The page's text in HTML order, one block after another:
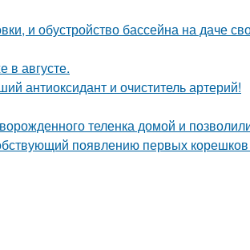
и обустройство бассейна на даче
в августе.
антиоксидант и очиститель артерий!
теленка домой и
появлению первых корешков